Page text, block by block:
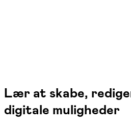
Lær at skabe,
digitale muligheder